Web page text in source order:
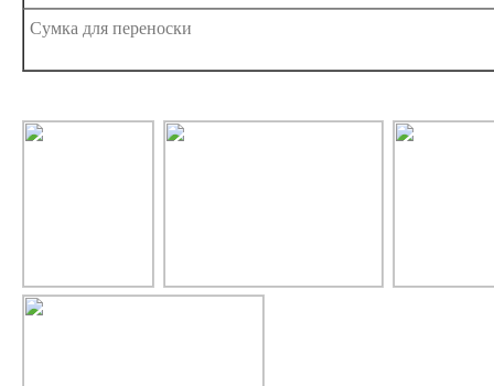
Сумка для переноски